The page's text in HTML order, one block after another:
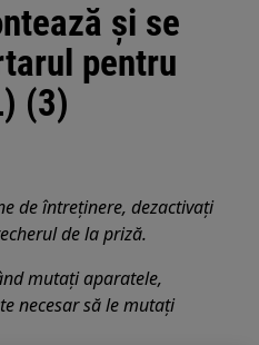
și se
pentru
(3)
de întreținere, dezactivați
de la priză.
mutați aparatele,
necesar să le mutați